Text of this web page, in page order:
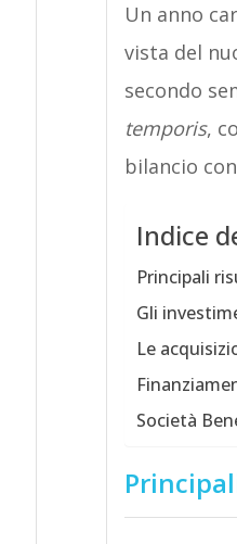
Un anno
vista del
secondo
temporis,
bilancio
Indice
Principali
Gli
Le
Società